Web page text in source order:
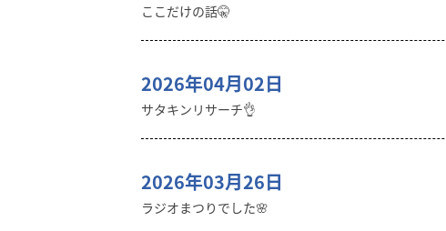
ここだけの話🤫
2026年04月02日
サタキンリサーチ👌
2026年03月26日
ラジオまつりでした🌸